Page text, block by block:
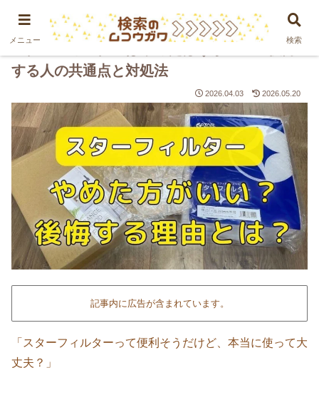
PR
スターフィルターはやめたほうがいい？後悔
する人の共通点と対処法
2026.04.03 2026.05.20
記事内に広告が含まれています。
「スターフィルターって便利そうだけど、本当に使って大
丈夫？」
メニュー 検索